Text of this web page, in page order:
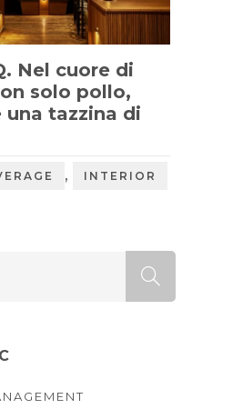
Nel cuore di
solo pollo,
tazzina di
, INTERIOR